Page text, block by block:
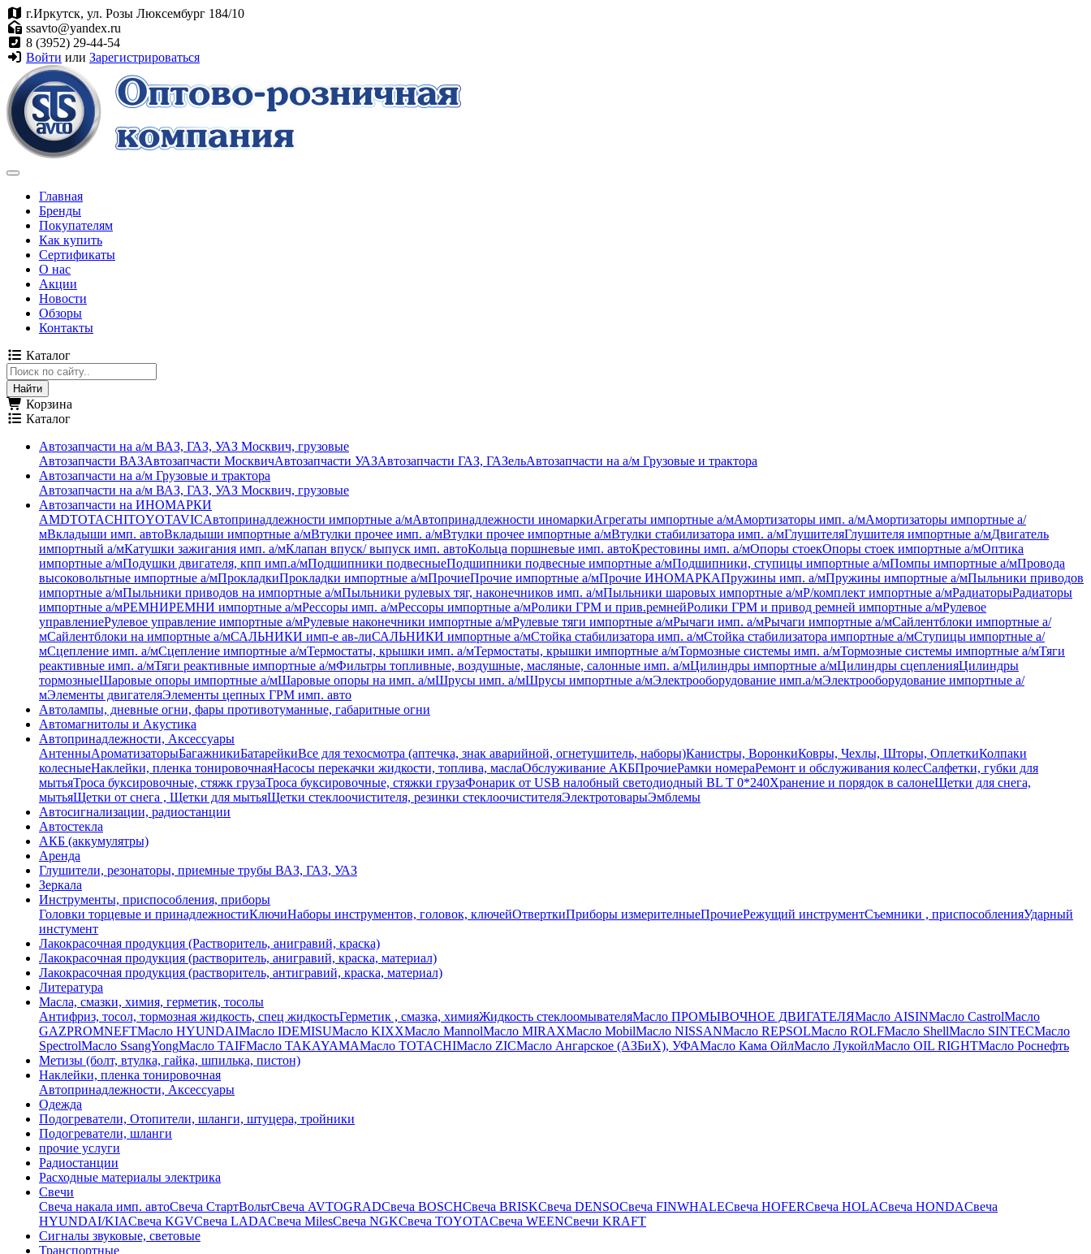
г.Иркутск, ул. Розы Люксембург 184/10
ssavto@yandex.ru
8 (3952) 29-44-54
Войти или Зарегистрироваться
Главная
Бренды
Покупателям
Как купить
Сертификаты
О нас
Акции
Новости
Обзоры
Контакты
Каталог
Корзина
Каталог
Автозапчасти на а/м ВАЗ, ГАЗ, УАЗ Москвич, грузовые
Автозапчасти ВАЗАвтозапчасти МосквичАвтозапчасти УАЗАвтозапчасти ГАЗ, ГАЗельАвтозапчасти на а/м Грузовые и трактора
Автозапчасти на а/м Грузовые и трактора
Автозапчасти на а/м ВАЗ, ГАЗ, УАЗ Москвич, грузовые
Автозапчасти на ИНОМАРКИ
AMDTOTACHITOYOTAVICАвтопринадлежности импортные а/мАвтопринадлежности иномаркиАгрегаты импортные а/мАмортизаторы имп. а/мАмортизаторы импортные а/
мВкладыши имп. автоВкладыши импортные а/мВтулки прочее имп. а/мВтулки прочее импортные а/мВтулки стабилизатора имп. а/мГлушителяГлушителя импортные а/мДвигатель
импортный а/мКатушки зажигания имп. а/мКлапан впуск/ выпуск имп. автоКольца поршневые имп. автоКрестовины имп. а/мОпоры стоекОпоры стоек импортные а/мОптика
импортные а/мПодушки двигателя, кпп имп.а/мПодшипники подвесныеПодшипники подвесные импортные а/мПодшипники, ступицы импортные а/мПомпы импортные а/мПровода
высоковольтные импортные а/мПрокладкиПрокладки импортные а/мПрочиеПрочие импортные а/мПрочие ИНОМАРКАПружины имп. а/мПружины импортные а/мПыльники приводов
импортные а/мПыльники приводов на импортные а/мПыльники рулевых тяг, наконечников имп. а/мПыльники шаровых импортные а/мР/комплект импортные а/мРадиаторыРадиаторы
импортные а/мРЕМНИРЕМНИ импортные а/мРессоры имп. а/мРессоры импортные а/мРолики ГРМ и прив.ремнейРолики ГРМ и привод ремней импортные а/мРулевое
управлениеРулевое управление импортные а/мРулевые наконечники импортные а/мРулевые тяги импортные а/мРычаги имп. а/мРычаги импортные а/мСайлентблоки импортные а/
мСайлентблоки на импортные а/мСАЛЬНИКИ имп-е ав-лиСАЛЬНИКИ импортные а/мСтойка стабилизатора имп. а/мСтойка стабилизатора импортные а/мСтупицы импортные а/
мСцепление имп. а/мСцепление импортные а/мТермостаты, крышки имп. а/мТермостаты, крышки импортные а/мТормозные системы имп. а/мТормозные системы импортные а/мТяги
реактивные имп. а/мТяги реактивные импортные а/мФильтры топливные, воздушные, масляные, салонные имп. а/мЦилиндры импортные а/мЦилиндры сцепленияЦилиндры
тормозныеШаровые опоры импортные а/мШаровые опоры на имп. а/мШрусы имп. а/мШрусы импортные а/мЭлектрооборудование имп.а/мЭлектрооборудование импортные а/
мЭлементы двигателяЭлементы цепных ГРМ имп. авто
Автолампы, дневные огни, фары противотуманные, габаритные огни
Автомагнитолы и Акустика
Автопринадлежности, Аксессуары
АнтенныАроматизаторыБагажникиБатарейкиВсе для техосмотра (аптечка, знак аварийной, огнетушитель, наборы)Канистры, ВоронкиКовры, Чехлы, Шторы, ОплеткиКолпаки
колесныеНаклейки, пленка тонировочнаяНасосы перекачки жидкости, топлива, маслаОбслуживание АКБПрочиеРамки номераРемонт и обслуживания колесСалфетки, губки для
мытьяТроса буксировочные, стяжк грузаТроса буксировочные, стяжки грузаФонарик от USB налобный светодиодный BL T 0*240Хранение и порядок в салонеЩетки для снега,
мытьяЩетки от снега , Щетки для мытьяЩетки стеклоочистителя, резинки стеклоочистителяЭлектротоварыЭмблемы
Автосигнализации, радиостанции
Автостекла
АКБ (аккумулятры)
Аренда
Глушители, резонаторы, приемные трубы ВАЗ, ГАЗ, УАЗ
Зеркала
Инструменты, приспособления, приборы
Головки торцевые и принадлежностиКлючиНаборы инструментов, головок, ключейОтверткиПриборы измерителныеПрочиеРежущий инструментСъемники , приспособленияУдарный
инстумент
Лакокрасочная продукция (Растворитель, анигравий, краска)
Лакокрасочная продукция (растворитель, анигравий, краска, материал)
Лакокрасочная продукция (растворитель, антигравий, краска, материал)
Литература
Масла, смазки, химия, герметик, тосолы
Антифриз, тосол, тормозная жидкость, спец жидкостьГерметик , смазка, химияЖидкость стеклоомывателяМасло ПРОМЫВОЧНОЕ ДВИГАТЕЛЯМасло AISINМасло CastrolМасло
GAZPROMNEFTМасло HYUNDAIМасло IDEMISUМасло KIXXМасло MannolМасло MIRAXМасло MobilМасло NISSANМасло REPSOLМасло ROLFМасло ShellМасло SINTECМасло
SpectrolМасло SsangYongМасло TAIFМасло TAKAYAMAМасло TOTACHIМасло ZICМасло Ангарское (АЗБиХ), УФАМасло Кама ОйлМасло ЛукойлМасло ОIL RIGHTМасло Роснефть
Метизы (болт, втулка, гайка, шпилька, пистон)
Наклейки, пленка тонировочная
Автопринадлежности, Аксессуары
Одежда
Подогреватели, Отопители, шланги, штуцера, тройники
Подогреватели, шланги
прочие услуги
Радиостанции
Расходные материалы электрика
Свечи
Свечa накала имп. автоСвечa СтартВольтСвеча AVTOGRADСвеча BOSCHСвеча BRISKСвеча DENSOСвеча FINWHALEСвеча HOFERСвеча HOLAСвеча HONDAСвеча
HYUNDAI/KIAСвеча KGVСвеча LADAСвеча MilesСвеча NGKСвеча TOYOTAСвеча WEENСвечи KRAFT
Сигналы звуковые, световые
Транспортные